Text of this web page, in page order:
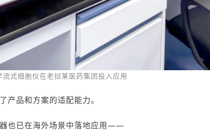
流式细胞仪在老挝某医药集团投入应用
产品和方案的适配能力。
也已在海外场景中落地应用——